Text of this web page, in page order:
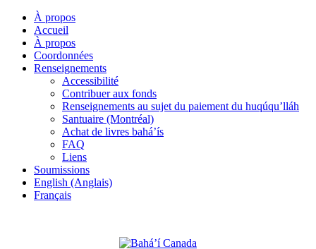
À propos
Accueil
À propos
Coordonnées
Renseignements
Accessibilité
Contribuer aux fonds
Renseignements au sujet du paiement du huqúqu’lláh
Santuaire (Montréal)
Achat de livres bahá’ís
FAQ
Liens
Soumissions
English (Anglais)
Français